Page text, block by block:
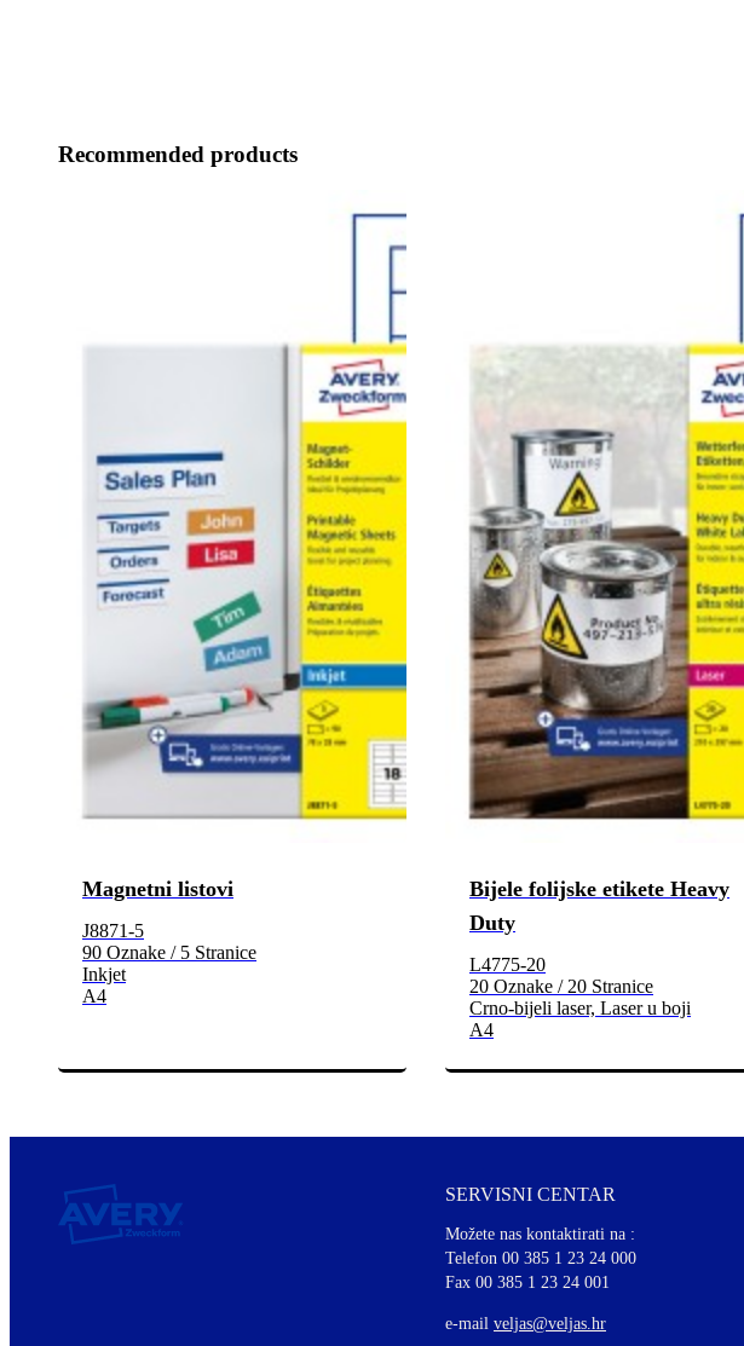
Recommended products
Magnetni listovi
J8871-5
90 Oznake / 5 Stranice
Inkjet
A4
Bijele folijske etikete Heavy
Duty
L4775-20
20 Oznake / 20 Stranice
Crno-bijeli laser, Laser u boji
A4
SERVISNI CENTAR
Možete nas kontaktirati na :
Telefon 00 385 1 23 24 000
Fax 00 385 1 23 24 001
e-mail veljas@veljas.hr